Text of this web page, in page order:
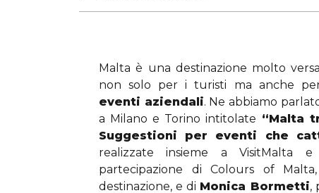
Malta è una destinazione molto
non solo per i turisti ma anche
eventi aziendali. Ne abbiamo
a Milano e Torino intitolate “Malta
Suggestioni per eventi che
realizzate insieme a VisitMalta
partecipazione di Colours of
destinazione, e di Monica Bormetti,